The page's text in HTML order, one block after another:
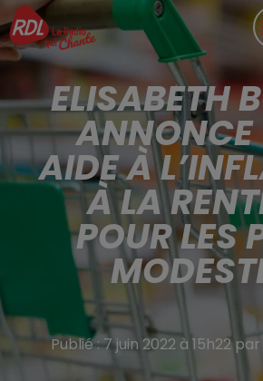
ELISABETH
ANNONCE
AIDE À
À LA
POUR LES
Publié : 7 juin 2022 à 15h22